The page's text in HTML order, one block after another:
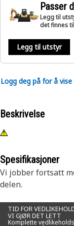
Passer
Legg til
det finnes
Legg til utstyr
Logg deg på for å
Beskrivelse
Spesifikasjoner
Vi jobber fortsatt
delen.
TID FOR
VI GJØR DET LETT
Komplette